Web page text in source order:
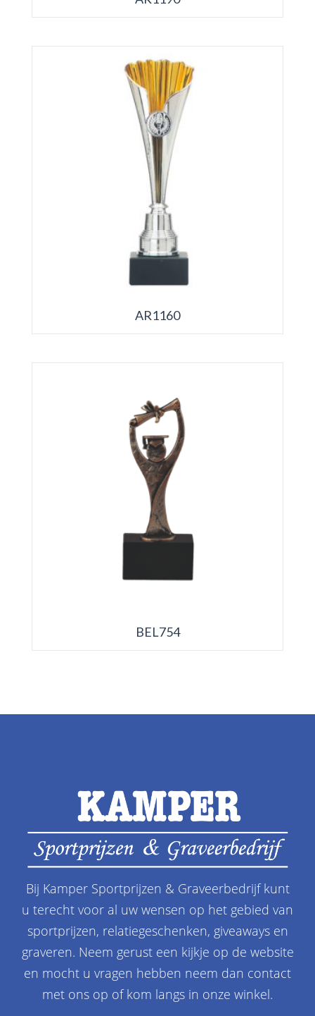
AR1160
BEL754
Bij Kamper Sportprijzen & Graveerbedrijf kunt
u terecht voor al uw wensen op het gebied van
sportprijzen, relatiegeschenken, giveaways en
graveren. Neem gerust een kijkje op de website
en mocht u vragen hebben neem dan contact
met ons op of kom langs in onze winkel.